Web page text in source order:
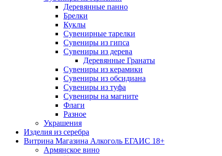
Деревянные панно
Брелки
Куклы
Сувенирные тарелки
Сувениры из гипса
Сувениры из дерева
Деревянные Гранаты
Сувениры из керамики
Сувениры из обсидиана
Сувениры из туфа
Сувениры на магните
Флаги
Разное
Украшения
Изделия из серебра
Витрина Магазина Алкоголь ЕГАИС 18+
Армянское вино